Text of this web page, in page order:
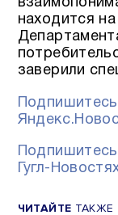
находится
заверили
Гугл-
ЧИТАЙТЕ ТАКЖЕ